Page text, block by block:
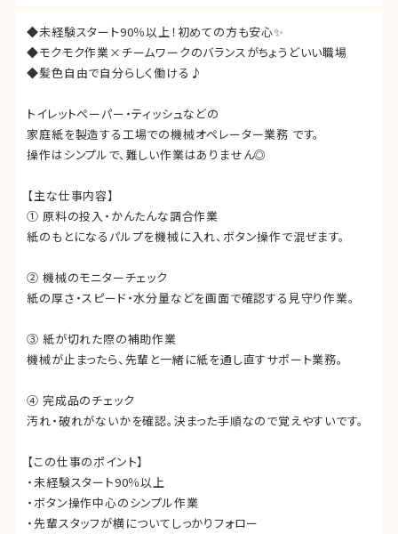
◆未経験スタート90％以上！初めての方も安心✨
◆モクモク作業×チームワークのバランスがちょうどいい職場
◆髪色自由で自分らしく働ける♪
トイレットペーパー・ティッシュなどの
家庭紙を製造する工場での機械オペレーター業務 です。
操作はシンプルで、難しい作業はありません◎
【主な仕事内容】
① 原料の投入・かんたんな調合作業
紙のもとになるパルプを機械に入れ、ボタン操作で混ぜます。
② 機械のモニターチェック
紙の厚さ・スピード・水分量などを画面で確認する見守り作業。
③ 紙が切れた際の補助作業
機械が止まったら、先輩と一緒に紙を通し直すサポート業務。
④ 完成品のチェック
汚れ・破れがないかを確認。決まった手順なので覚えやすいです。
【この仕事のポイント】
・未経験スタート90％以上
・ボタン操作中心のシンプル作業
・先輩スタッフが横についてしっかりフォロー